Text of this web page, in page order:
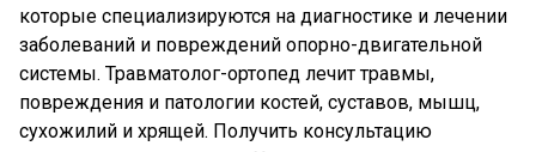
которые специализируются на диагностике и лечении
заболеваний и повреждений опорно-двигательной
системы. Травматолог-ортопед лечит травмы,
повреждения и патологии костей, суставов, мышц,
сухожилий и хрящей. Получить консультацию